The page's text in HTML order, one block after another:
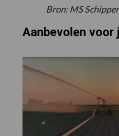
Bron: MS
Aanbevolen voor